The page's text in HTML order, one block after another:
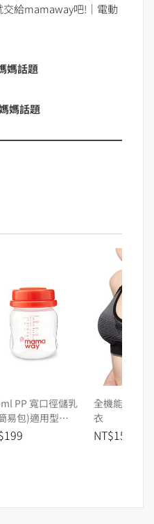
給mamaway吧!｜電動
媽話題
媽話題
PP 寬口徑儲乳
易包)適用型
A202200902/
全機能抗菌
衣
NT$1580